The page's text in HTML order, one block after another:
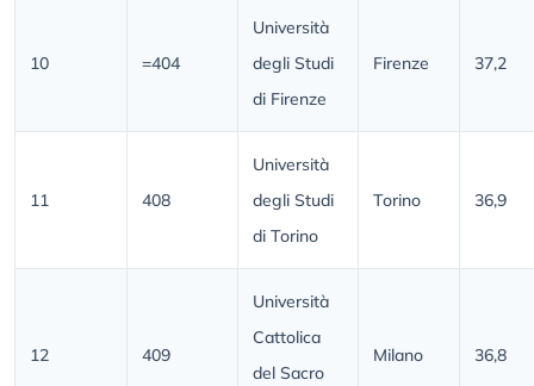
10 =404
Università
degli Studi
di Firenze
Firenze 37,2
11 408
Università
degli Studi
di Torino
Torino 36,9
12 409
Università
Cattolica
del Sacro
Milano 36,8